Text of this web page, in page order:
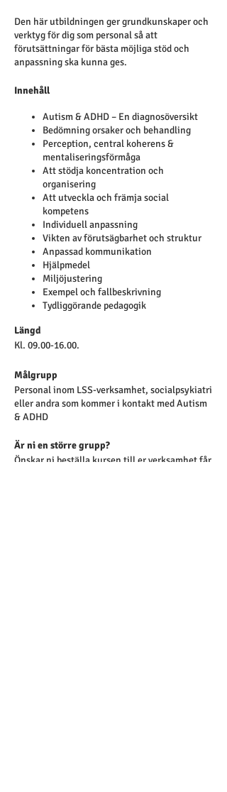
Den här utbildningen ger grundkunskaper och
verktyg för dig som personal så att
förutsättningar för bästa möjliga stöd och
anpassning ska kunna ges.
Innehåll
Autism & ADHD – En diagnosöversikt
Bedömning orsaker och behandling
Perception, central koherens &
mentaliseringsförmåga
Att stödja koncentration och
organisering
Att utveckla och främja social
kompetens
Individuell anpassning
Vikten av förutsägbarhet och struktur
Anpassad kommunikation
Hjälpmedel
Miljöjustering
Exempel och fallbeskrivning
Tydliggörande pedagogik
Längd
Kl. 09.00-16.00.
Målgrupp
Personal inom LSS-verksamhet, socialpsykiatri
eller andra som kommer i kontakt med Autism
& ADHD
Är ni en större grupp?
Önskar ni beställa kursen till er verksamhet får